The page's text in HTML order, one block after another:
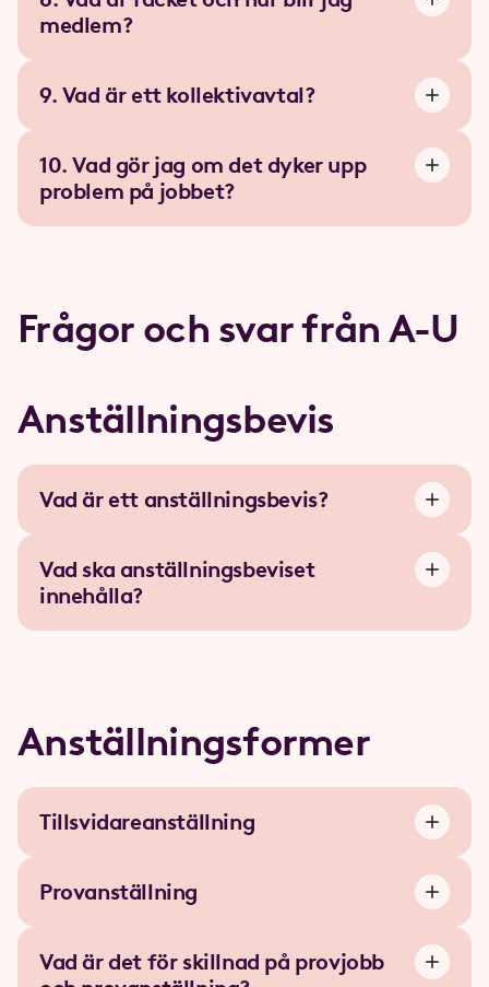
medlem?
9. Vad är ett kollektivavtal?
10. Vad gör jag om det dyker upp
problem på jobbet?
Frågor och svar från A-U
Anställningsbevis
Vad är ett anställningsbevis?
Vad ska anställningsbeviset
innehålla?
Anställningsformer
Tillsvidareanställning
Provanställning
Vad är det för skillnad på provjobb